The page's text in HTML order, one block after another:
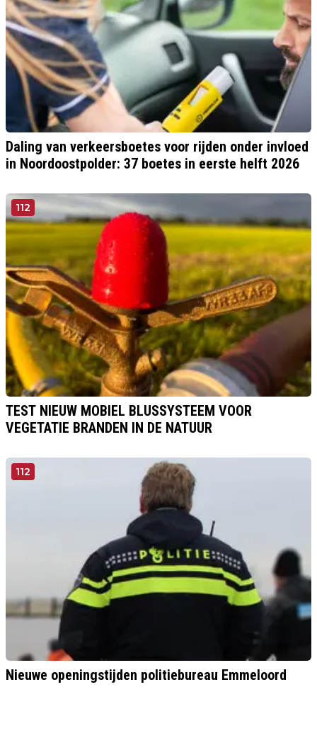
Daling van verkeersboetes voor rijden onder invloed
in Noordoostpolder: 37 boetes in eerste helft 2026
112
TEST NIEUW MOBIEL BLUSSYSTEEM VOOR
VEGETATIE BRANDEN IN DE NATUUR
112
Nieuwe openingstijden politiebureau Emmeloord